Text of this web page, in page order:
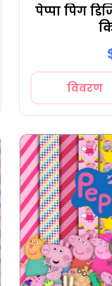
पेप्पा पिग
विवरण